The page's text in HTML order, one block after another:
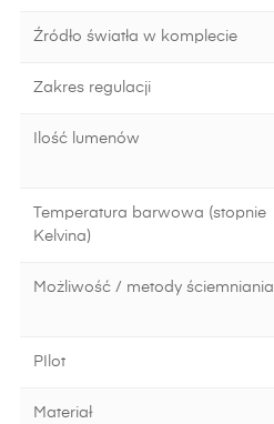
Źródło światła w komplecie
Zakres regulacji
Ilość lumenów
Temperatura barwowa (stopnie
Kelvina)
Możliwość / metody ściemniania
PIlot
Materiał